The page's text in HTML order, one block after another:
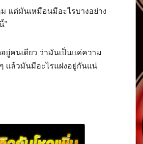
ม แต่มันเหมือนมีอะไรบางอย่าง
”
ยู่คนเดียว ว่ามันเป็นแค่ความ
แล้วมันมีอะไรแฝงอยู่กันแน่